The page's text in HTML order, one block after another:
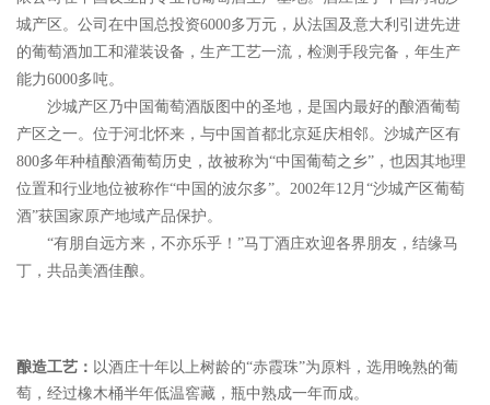
城产区。公司在中国总投资6000多万元，从法国及意大利引进先进
的葡萄酒加工和灌装设备，生产工艺一流，检测手段完备，年生产
能力6000多吨。
沙城产区乃中国葡萄酒版图中的圣地，是国内最好的酿酒葡萄
产区之一。位于河北怀来，与中国首都北京延庆相邻。沙城产区有
800多年种植酿酒葡萄历史，故被称为“中国葡萄之乡”，也因其地理
位置和行业地位被称作“中国的波尔多”。2002年12月“沙城产区葡萄
酒”获国家原产地域产品保护。
“有朋自远方来，不亦乐乎！”马丁酒庄欢迎各界朋友，结缘马
丁，共品美酒佳酿。
酿造工艺： 以酒庄十年以上树龄的“赤霞珠”为原料，选用晚熟的葡
萄，经过橡木桶半年低温窖藏，瓶中熟成一年而成。